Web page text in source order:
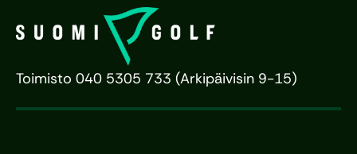
Toimisto 040 5305 733 (Arkipäivisin 9-15)